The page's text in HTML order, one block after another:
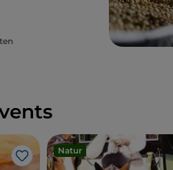
Like
Natur